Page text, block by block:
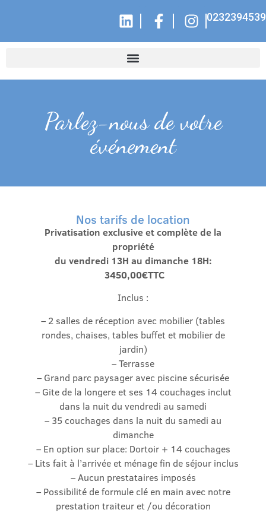
0232394539
Parlez-nous de votre
événement
Nos tarifs de location
Privatisation exclusive et complète de la
propriété
du vendredi 13H au dimanche 18H:
3450,00€TTC
Inclus :
– 2 salles de réception avec mobilier (tables
rondes, chaises, tables buffet et mobilier de
jardin)
– Terrasse
– Grand parc paysager avec piscine sécurisée
– Gite de la longere et ses 14 couchages inclut
dans la nuit du vendredi au samedi
– 35 couchages dans la nuit du samedi au
dimanche
– En option sur place: Dortoir + 14 couchages
– Lits fait à l’arrivée et ménage fin de séjour inclus
– Aucun prestataires imposés
– Possibilité de formule clé en main avec notre
prestation traiteur et /ou décoration